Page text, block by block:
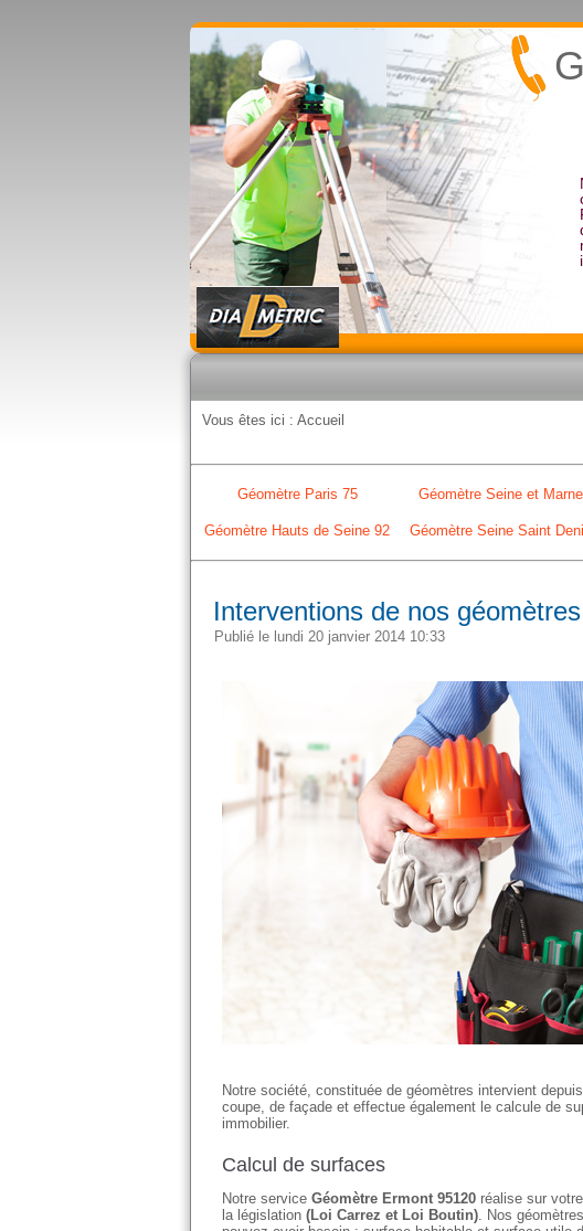
Vous êtes ici : Accueil
Géomètre Paris 75 Géomètre Seine et
Géomètre Hauts de Seine 92 Géomètre Seine Saint
Interventions de nos
Publié le lundi 20 janvier 2014 10:33
Notre société, constituée de géomètres intervient
coupe, de façade et effectue également le calcule de
immobilier.
Calcul de surfaces
Notre service Géomètre Ermont 95120 réalise sur
la législation (Loi Carrez et Loi Boutin). Nos